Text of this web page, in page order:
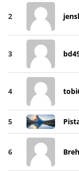
2
3
4
5
6